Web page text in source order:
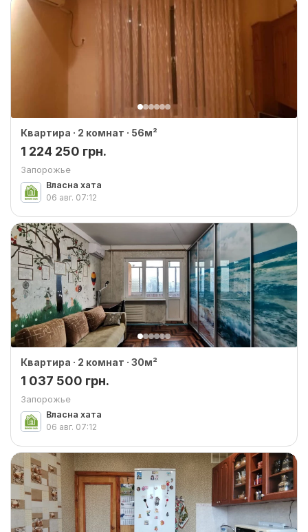
Квартира · 2 комнат · 56м²
1 224 250 грн.
Запорожье
Власна хата
06 авг. 07:12
Квартира · 2 комнат · 30м²
1 037 500 грн.
Запорожье
Власна хата
06 авг. 07:12